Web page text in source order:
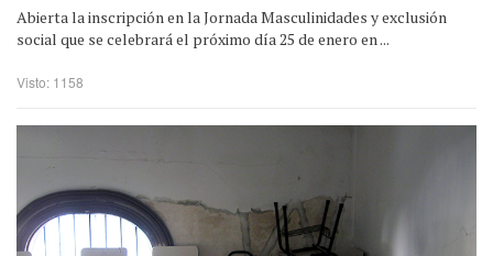
Abierta la inscripción en la Jornada Masculinidades y exclusión
social que se celebrará el próximo día 25 de enero en ...
Visto: 1158